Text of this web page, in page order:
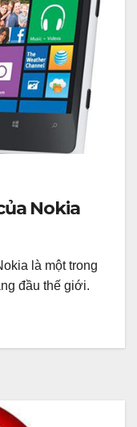
Nokia
là một trong
đầu thế giới.